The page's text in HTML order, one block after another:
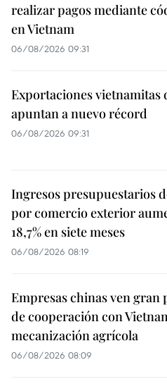
realizar pagos mediante
en Vietnam
06/08/2026 09:31
Exportaciones vietnamitas
apuntan a nuevo récord
06/08/2026 09:31
Ingresos presupuestarios
por comercio exterior
18,7% en siete meses
06/08/2026 08:19
Empresas chinas ven gran
de cooperación con
mecanización agrícola
06/08/2026 08:09